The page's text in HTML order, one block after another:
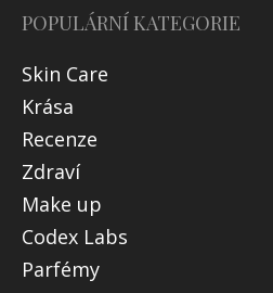
POPULÁRNÍ KATEGORIE
Skin Care
Krása
Recenze
Zdraví
Make up
Codex Labs
Parfémy